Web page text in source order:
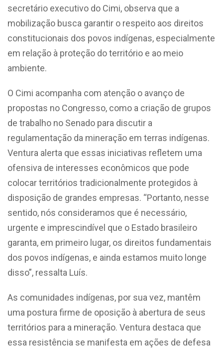
secretário executivo do Cimi, observa que a
mobilização busca garantir o respeito aos direitos
constitucionais dos povos indígenas, especialmente
em relação à proteção do território e ao meio
ambiente.
O Cimi acompanha com atenção o avanço de
propostas no Congresso, como a criação de grupos
de trabalho no Senado para discutir a
regulamentação da mineração em terras indígenas.
Ventura alerta que essas iniciativas refletem uma
ofensiva de interesses econômicos que pode
colocar territórios tradicionalmente protegidos à
disposição de grandes empresas. “Portanto, nesse
sentido, nós consideramos que é necessário,
urgente e imprescindível que o Estado brasileiro
garanta, em primeiro lugar, os direitos fundamentais
dos povos indígenas, e ainda estamos muito longe
disso”, ressalta Luís.
As comunidades indígenas, por sua vez, mantêm
uma postura firme de oposição à abertura de seus
territórios para a mineração. Ventura destaca que
essa resistência se manifesta em ações de defesa